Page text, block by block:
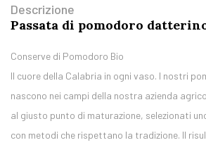
Descrizione
Passata di pomodoro
Conserve di Pomodoro Bio
Il cuore della Calabria in ogni vaso. I nostri
nascono nei campi della nostra azienda
al giusto punto di maturazione, selezionati
con metodi che rispettano la tradizione. Il